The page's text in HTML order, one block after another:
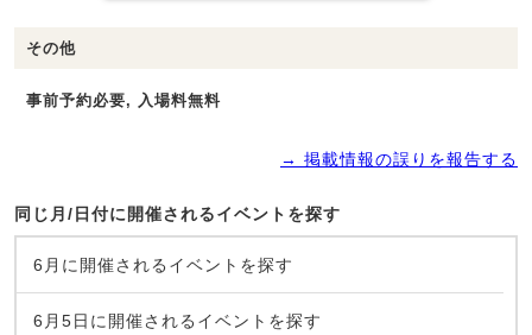
その他
事前予約必要, 入場料無料
→ 掲載情報の誤りを報告する
同じ月/日付に開催されるイベントを探す
6月に開催されるイベントを探す
6月5日に開催されるイベントを探す